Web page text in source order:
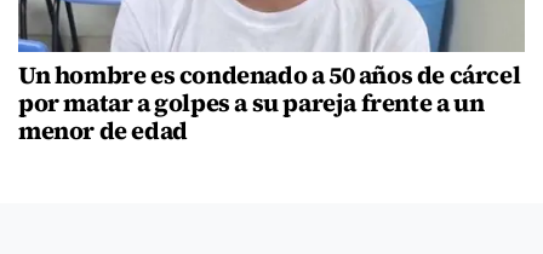
Un hombre es condenado a 50 años de cárcel
por matar a golpes a su pareja frente a un
menor de edad